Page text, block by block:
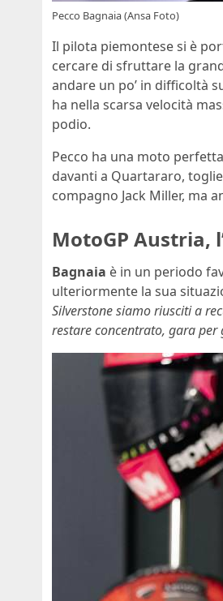
Pecco Bagnaia (Ansa Foto)
Il pilota piemontese si è
cercare di sfruttare la
andare un po’ in difficoltà
ha nella scarsa velocità
podio.
Pecco ha una moto
davanti a Quartararo,
compagno Jack Miller, ma
MotoGP Austria,
Bagnaia è in un periodo
ulteriormente la sua
Silverstone siamo riusciti a
restare concentrato, gara